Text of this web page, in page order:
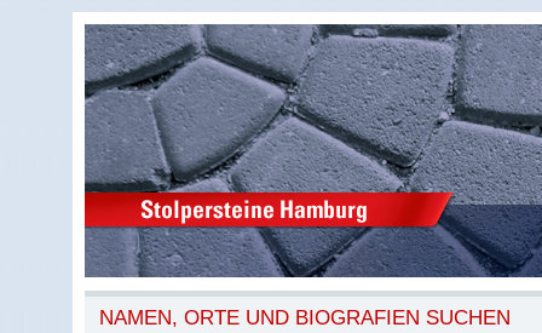
NAMEN, ORTE UND BIOGRAFIEN SUCHEN